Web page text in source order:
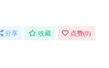
分享 收藏 点赞(0)